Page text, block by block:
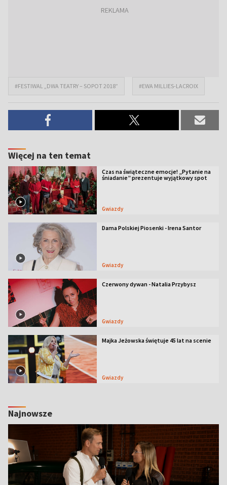
#FESTIWAL „DWA TEATRY – SOPOT 2018” #EWA MILLIES-LACROIX
Więcej na ten temat
Czas na świąteczne emocje! „Pytanie na
śniadanie” prezentuje wyjątkowy spot
Gwiazdy
Dama Polskiej Piosenki - Irena Santor
Gwiazdy
Czerwony dywan - Natalia Przybysz
Gwiazdy
Majka Jeżowska świętuje 45 lat na scenie
Gwiazdy
Najnowsze